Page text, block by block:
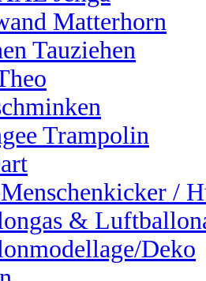
Matterhorn
Tauziehen
Trampolin
/
&
Deko